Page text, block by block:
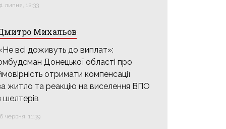
липня, 12:33
Михальов
всі доживуть до виплат»:
Донецької області про
отримати компенсації
житло та реакцію на виселення ВПО
шелтерів
червня, 11:39